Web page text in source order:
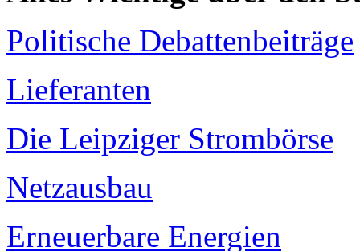
Politische Debattenbeiträge
Lieferanten
Die Leipziger Strombörse
Netzausbau
Erneuerbare Energien